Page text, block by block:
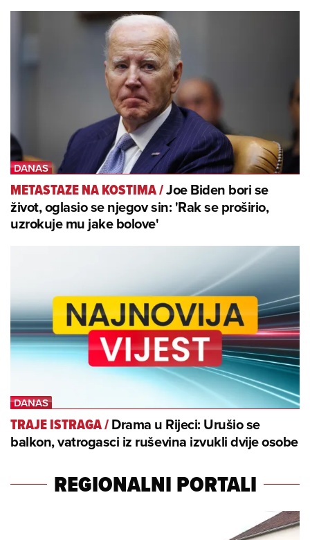
METASTAZE NA KOSTIMA/Joe Biden bori se
život, oglasio se njegov sin: 'Rak se proširio,
uzrokuje mu jake bolove'
TRAJE ISTRAGA/Drama u Rijeci: Urušio se
balkon, vatrogasci iz ruševina izvukli dvije osobe
REGIONALNI PORTALI